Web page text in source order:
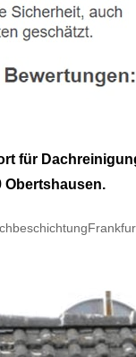
für
Obertshausen.